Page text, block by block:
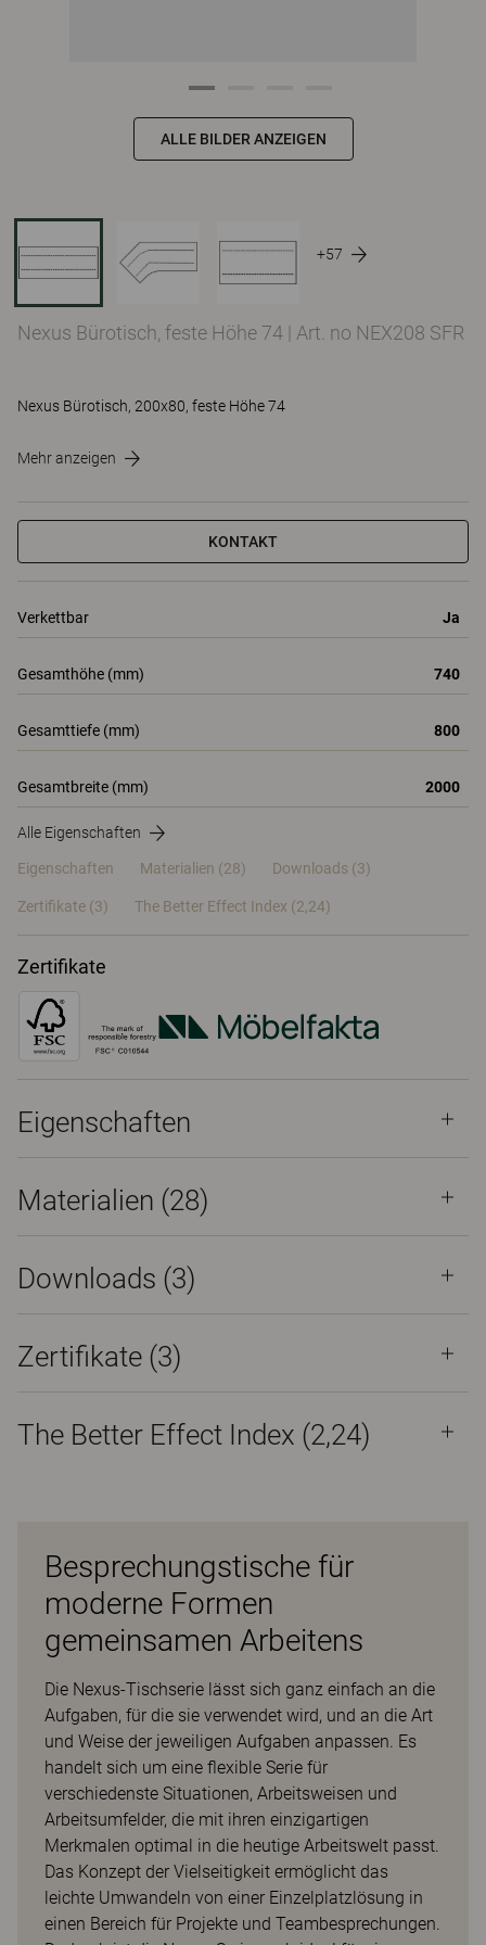
ALLE BILDER ANZEIGEN
+57
Nexus Bürotisch, feste Höhe 74 | Art. no NEX208 SFR
Nexus Bürotisch, 200x80, feste Höhe 74
Mehr anzeigen
KONTAKT
Verkettbar Ja
Gesamthöhe (mm) 740
Gesamttiefe (mm) 800
Gesamtbreite (mm) 2000
Alle Eigenschaften
Eigenschaften Materialien (28) Downloads (3)
Zertifikate (3) The Better Effect Index (2,24)
Zertifikate
Eigenschaften
Materialien (28)
Downloads (3)
Zertifikate (3)
The Better Effect Index (2,24)
Besprechungstische für
moderne Formen
gemeinsamen Arbeitens
Die Nexus-Tischserie lässt sich ganz einfach an die
Aufgaben, für die sie verwendet wird, und an die Art
und Weise der jeweiligen Aufgaben anpassen. Es
handelt sich um eine flexible Serie für
verschiedenste Situationen, Arbeitsweisen und
Arbeitsumfelder, die mit ihren einzigartigen
Merkmalen optimal in die heutige Arbeitswelt passt.
Das Konzept der Vielseitigkeit ermöglicht das
leichte Umwandeln von einer Einzelplatzlösung in
einen Bereich für Projekte und Teambesprechungen.